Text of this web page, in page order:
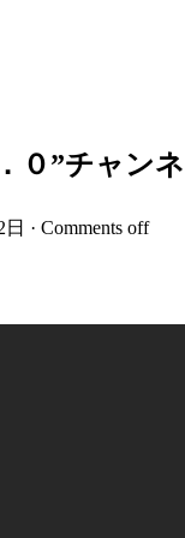
０”チャンネ
· Comments off